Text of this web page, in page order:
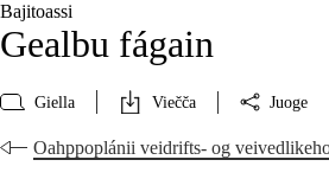
Bajitoassi
Gealbu fágain
Giella Viečča Juoge
Oahppoplánii veidrifts- og